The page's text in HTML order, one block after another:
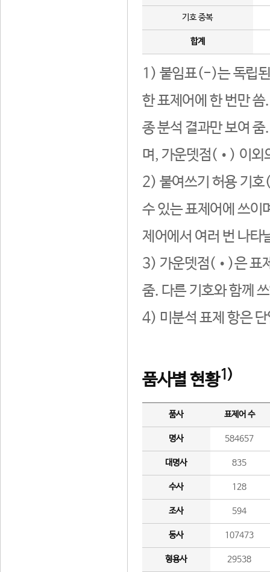
기호 중복
합계
1) 붙임표(-)는 독립된
한 표제어에 한 번만
종 분석 결과만 보여
며, 가운뎃점(•) 이외
2) 붙여쓰기 허용 기호
수 있는 표제어에 쓰이
제어에서 여러 번 나타
3) 가운뎃점(•)은 표
줌. 다른 기호와 함께
4) 미분석 표제 항은
품사별 현황1)
품사 표제어 수
명사 584657
대명사 835
수사 128
조사 594
동사 107473
형용사 29538